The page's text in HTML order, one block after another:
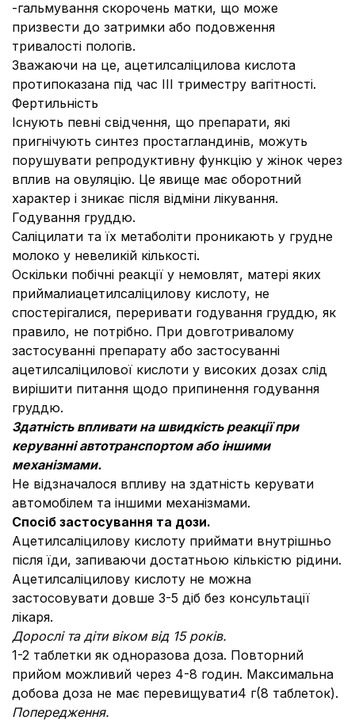
-гальмування скорочень матки, що може
призвести до затримки або подовження
тривалості пологів.
Зважаючи на це, ацетилсаліцилова кислота
протипоказана під час ІІІ триместру вагітності.
Фертильність
Існують певні свідчення, що препарати, які
пригнічують синтез простагландинів, можуть
порушувати репродуктивну функцію у жінок через
вплив на овуляцію. Це явище має оборотний
характер і зникає після відміни лікування.
Годування груддю.
Саліцилати та їх метаболіти проникають у грудне
молоко у невеликій кількості.
Оскільки побічні реакції у немовлят, матері яких
приймалиацетилсаліцилову кислоту, не
спостерігалися, переривати годування груддю, як
правило, не потрібно. При довготривалому
застосуванні препарату або застосуванні
ацетилсаліцилової кислоти у високих дозах слід
вирішити питання щодо припинення годування
груддю.
Здатність впливати на швидкість реакції при
керуванні автотранспортом або іншими
механізмами.
Не відзначалося впливу на здатність керувати
автомобілем та іншими механізмами.
Спосіб застосування та дози.
Ацетилсаліцилову кислоту приймати внутрішньо
після їди, запиваючи достатньою кількістю рідини.
Ацетилсаліцилову кислоту не можна
застосовувати довше 3-5 діб без консультації
лікаря.
Дорослі та діти віком від 15 років.
1-2 таблетки як одноразова доза. Повторний
прийом можливий через 4-8 годин. Максимальна
добова доза не має перевищувати4 г(8 таблеток).
Попередження.